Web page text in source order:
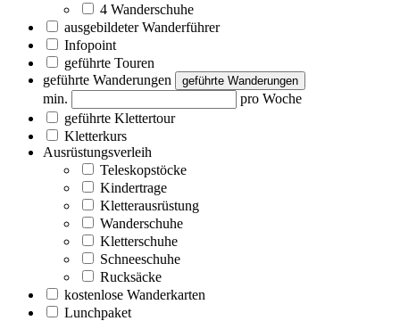
4 Wanderschuhe
ausgebildeter Wanderführer
Infopoint
geführte Touren
geführte Wanderungen
geführte Wanderungen
min.
pro Woche
geführte Klettertour
Kletterkurs
Ausrüstungsverleih
Teleskopstöcke
Kindertrage
Kletterausrüstung
Wanderschuhe
Kletterschuhe
Schneeschuhe
Rucksäcke
kostenlose Wanderkarten
Lunchpaket